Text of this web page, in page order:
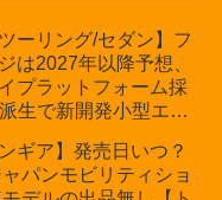
ーリング/セダン】フ
は2027年以降予想、
プラットフォーム採
生で新開発小型エン
トヨタ最新情報】60
ギア】発売日いつ？
パンモビリティショ